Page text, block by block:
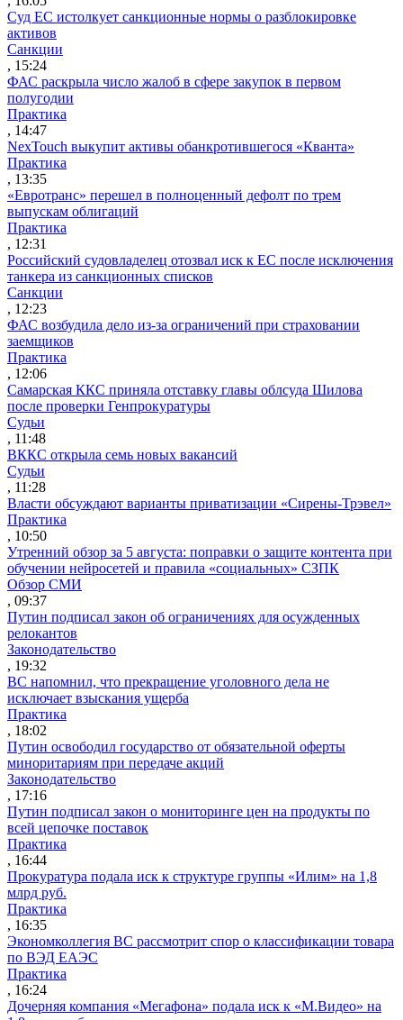
Суд ЕС истолкует санкционные нормы о разблокировке
активов
Санкции
, 15:24
ФАС раскрыла число жалоб в сфере закупок в первом
полугодии
Практика
, 14:47
NexTouch выкупит активы обанкротившегося «Кванта»
Практика
, 13:35
«Евротранс» перешел в полноценный дефолт по трем
выпускам облигаций
Практика
, 12:31
Российский судовладелец отозвал иск к ЕС после исключения
танкера из санкционных списков
Санкции
, 12:23
ФАС возбудила дело из-за ограничений при страховании
заемщиков
Практика
, 12:06
Самарская ККС приняла отставку главы облсуда Шилова
после проверки Генпрокуратуры
Судьи
, 11:48
ВККС открыла семь новых вакансий
Судьи
, 11:28
Власти обсуждают варианты приватизации «Сирены-Трэвел»
Практика
, 10:50
Утренний обзор за 5 августа: поправки о защите контента при
обучении нейросетей и правила «социальных» СЗПК
Обзор СМИ
, 09:37
Путин подписал закон об ограничениях для осужденных
релокантов
Законодательство
, 19:32
ВС напомнил, что прекращение уголовного дела не
исключает взыскания ущерба
Практика
, 18:02
Путин освободил государство от обязательной оферты
миноритариям при передаче акций
Законодательство
, 17:16
Путин подписал закон о мониторинге цен на продукты по
всей цепочке поставок
Практика
, 16:44
Прокуратура подала иск к структуре группы «Илим» на 1,8
млрд руб.
Практика
, 16:35
Экономколлегия ВС рассмотрит спор о классификации товара
по ВЭД ЕАЭС
Практика
, 16:24
Дочерняя компания «Мегафона» подала иск к «М.Видео» на